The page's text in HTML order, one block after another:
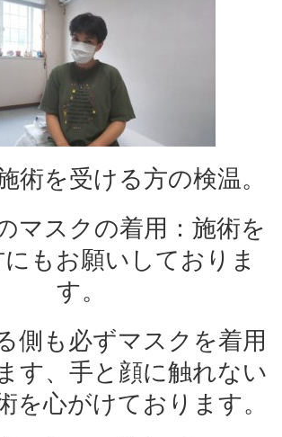
術を受ける方の検温。
マスクの着用：施術を
もお願いしておりま
す。
側も必ずマスクを着用
す、手と顔に触れない
を心がけております。